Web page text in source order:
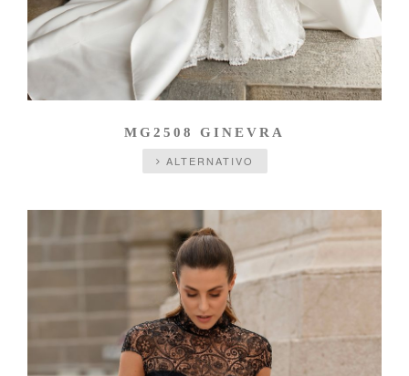
MG2508 GINEVRA
ALTERNATIVO